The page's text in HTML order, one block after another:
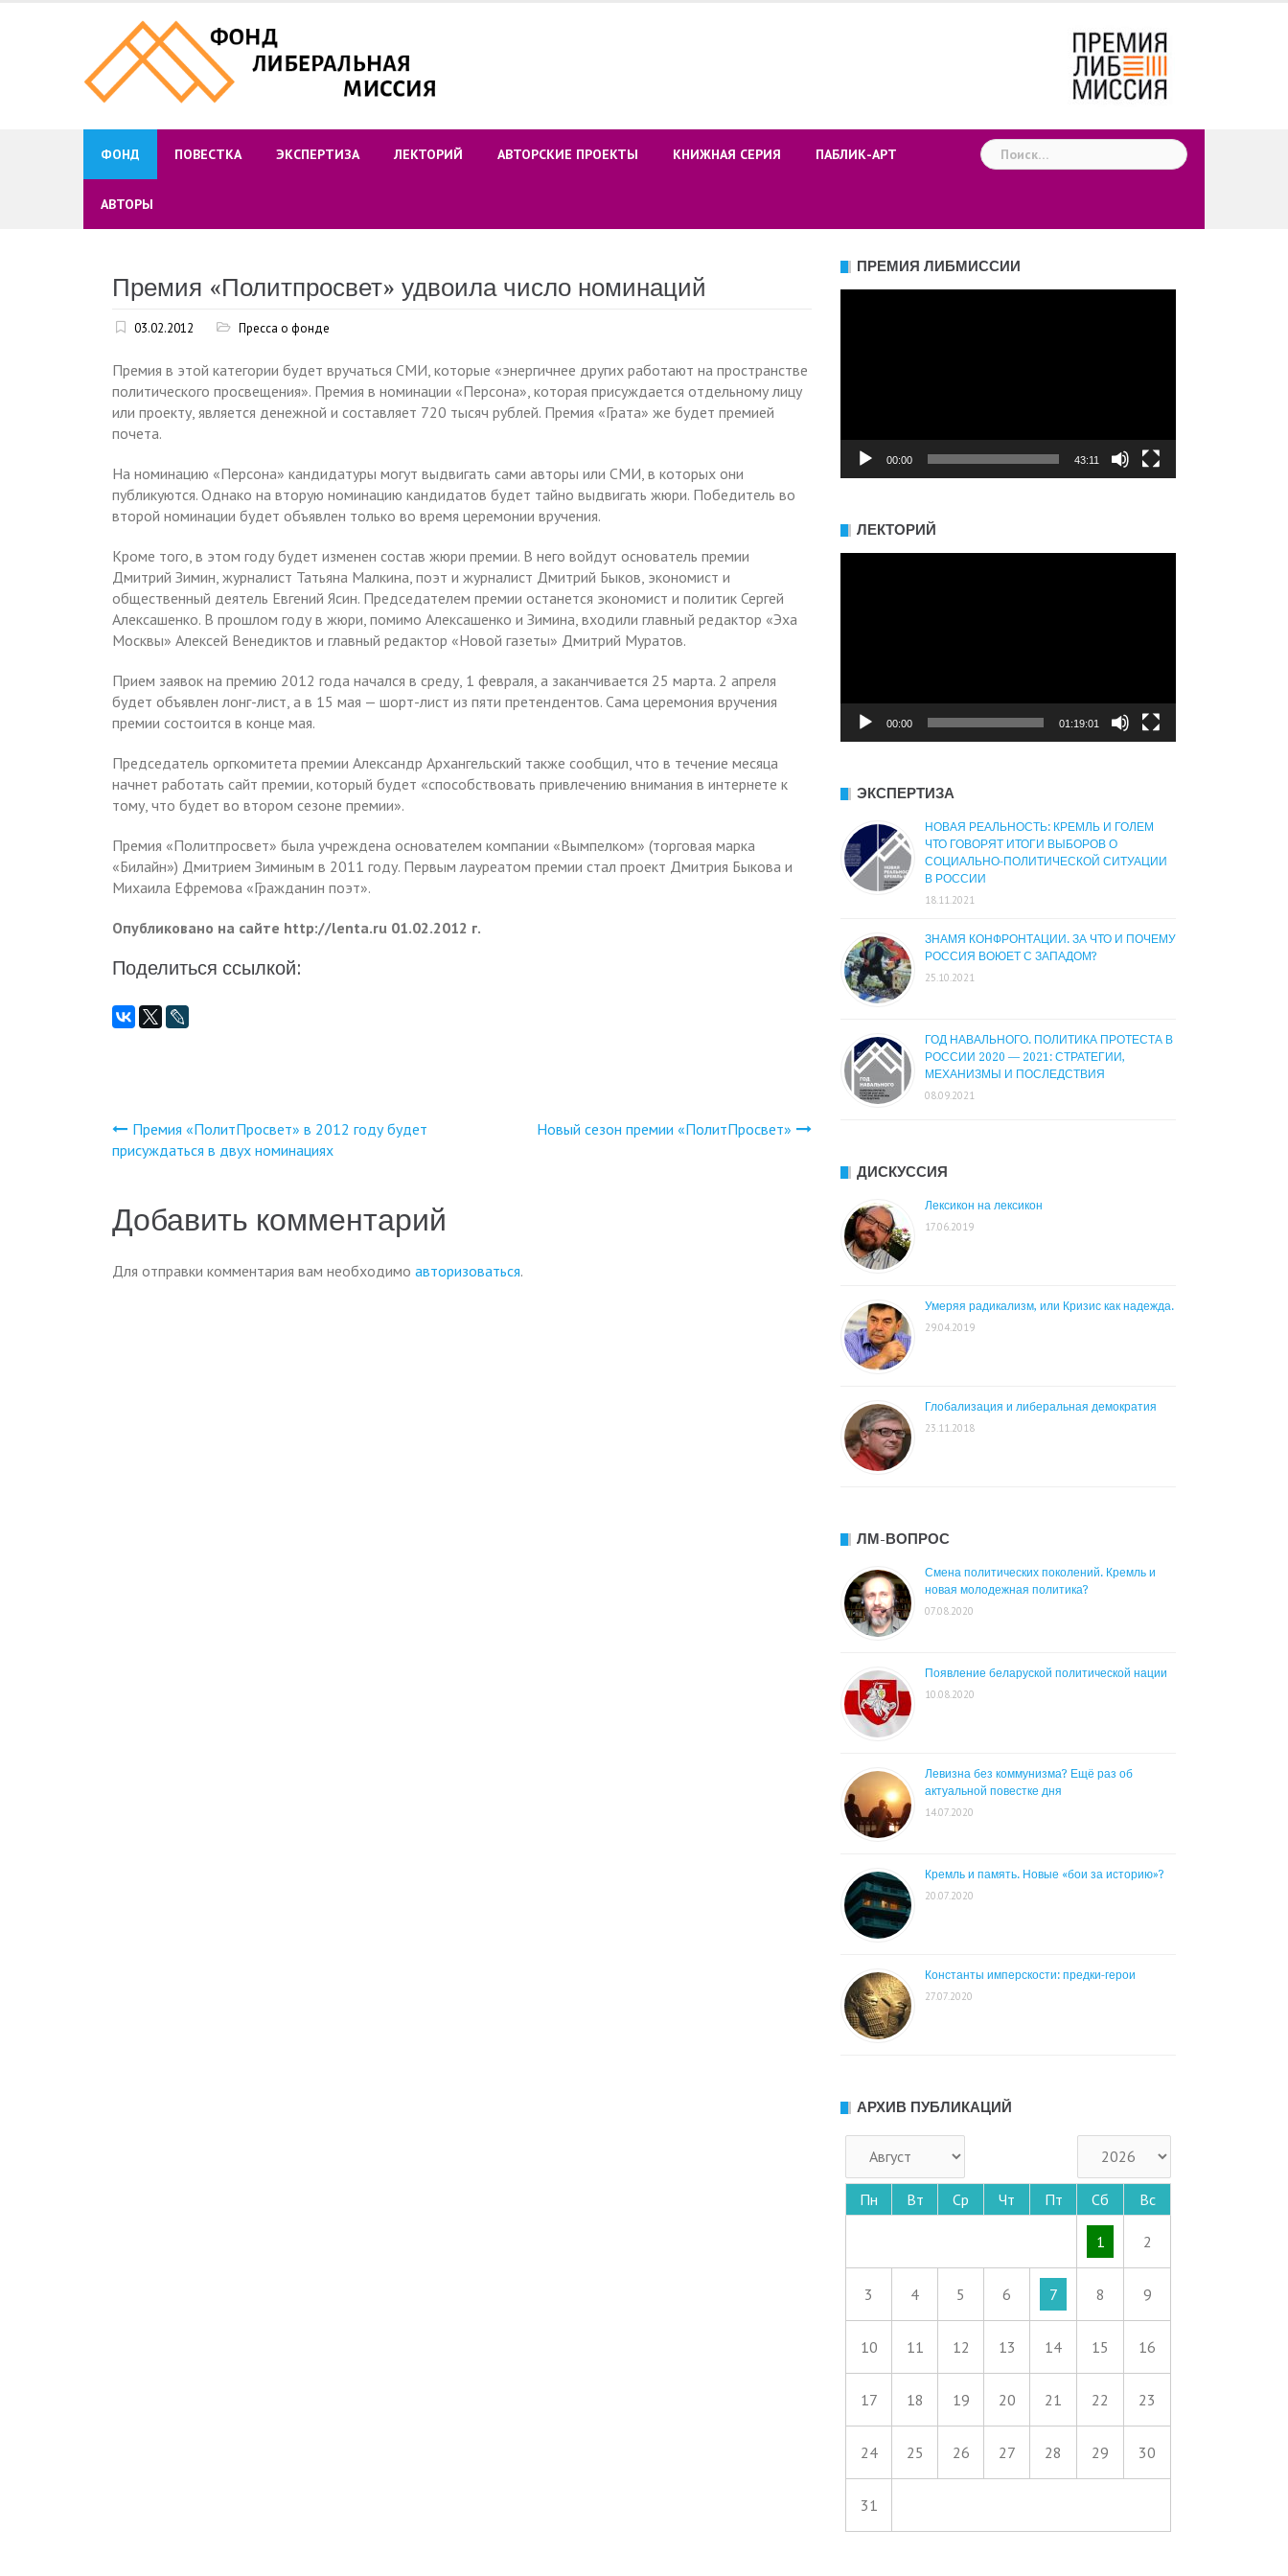
ФОНД ПОВЕСТКА ЭКСПЕРТИЗА ЛЕКТОРИЙ АВТОРСКИЕ ПРОЕКТЫ КНИЖНАЯ СЕРИЯ ПАБЛИК-АРТ
АВТОРЫ
Найти:
Премия «Политпросвет» удвоила число номинаций
03.02.2012 Пресса о фонде
Премия в этой категории будет вручаться СМИ, которые «энергичнее других работают на пространстве
политического просвещения». Премия в номинации «Персона», которая присуждается отдельному лицу
или проекту, является денежной и составляет 720 тысяч рублей. Премия «Грата» же будет премией
почета.
На номинацию «Персона» кандидатуры могут выдвигать сами авторы или СМИ, в которых они
публикуются. Однако на вторую номинацию кандидатов будет тайно выдвигать жюри. Победитель во
второй номинации будет объявлен только во время церемонии вручения.
Кроме того, в этом году будет изменен состав жюри премии. В него войдут основатель премии
Дмитрий Зимин, журналист Татьяна Малкина, поэт и журналист Дмитрий Быков, экономист и
общественный деятель Евгений Ясин. Председателем премии останется экономист и политик Сергей
Алексашенко. В прошлом году в жюри, помимо Алексашенко и Зимина, входили главный редактор «Эха
Москвы» Алексей Венедиктов и главный редактор «Новой газеты» Дмитрий Муратов.
Прием заявок на премию 2012 года начался в среду, 1 февраля, а заканчивается 25 марта. 2 апреля
будет объявлен лонг-лист, а в 15 мая — шорт-лист из пяти претендентов. Сама церемония вручения
премии состоится в конце мая.
Председатель оргкомитета премии Александр Архангельский также сообщил, что в течение месяца
начнет работать сайт премии, который будет «способствовать привлечению внимания в интернете к
тому, что будет во втором сезоне премии».
Премия «Политпросвет» была учреждена основателем компании «Вымпелком» (торговая марка
«Билайн») Дмитрием Зиминым в 2011 году. Первым лауреатом премии стал проект Дмитрия Быкова и
Михаила Ефремова «Гражданин поэт».
Опубликовано на сайте http://lenta.ru 01.02.2012 г.
Поделиться ссылкой:
Навигация
записям
Премия «ПолитПросвет» в 2012 году будет
присуждаться в двух номинациях
Новый сезон премии «ПолитПросвет»
Добавить комментарий
Для отправки комментария вам необходимо авторизоваться.
ПРЕМИЯ ЛИБМИССИИ
00:00 43:11
ЛЕКТОРИЙ
00:00 01:19:01
ЭКСПЕРТИЗА
НОВАЯ РЕАЛЬНОСТЬ: КРЕМЛЬ И ГОЛЕМ
ЧТО ГОВОРЯТ ИТОГИ ВЫБОРОВ О
СОЦИАЛЬНО-ПОЛИТИЧЕСКОЙ СИТУАЦИИ
В РОССИИ
18.11.2021
ЗНАМЯ КОНФРОНТАЦИИ. ЗА ЧТО И ПОЧЕМУ
РОССИЯ ВОЮЕТ С ЗАПАДОМ?
25.10.2021
ГОД НАВАЛЬНОГО. ПОЛИТИКА ПРОТЕСТА В
РОССИИ 2020 — 2021: СТРАТЕГИИ,
МЕХАНИЗМЫ И ПОСЛЕДСТВИЯ
08.09.2021
ДИСКУССИЯ
Лексикон на лексикон
17.06.2019
Умеряя радикализм, или Кризис как надежда.
29.04.2019
Глобализация и либеральная демократия
23.11.2018
ЛМ-ВОПРОС
Смена политических поколений. Кремль и
новая молодежная политика?
07.08.2020
Появление беларуской политической нации
10.08.2020
Левизна без коммунизма? Ещё раз об
актуальной повестке дня
14.07.2020
Кремль и память. Новые «бои за историю»?
20.07.2020
Константы имперскости: предки-герои
27.07.2020
АРХИВ ПУБЛИКАЦИЙ
Пн Вт Ср Чт Пт Сб Вс
1 2
3 4 5 6 7 8 9
10 11 12 13 14 15 16
17 18 19 20 21 22 23
24 25 26 27 28 29 30
31